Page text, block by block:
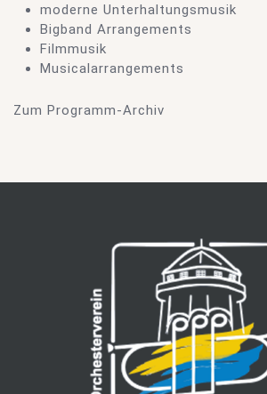
moderne Unterhaltungsmusik
Bigband Arrangements
Filmmusik
Musicalarrangements
Zum Programm-Archiv